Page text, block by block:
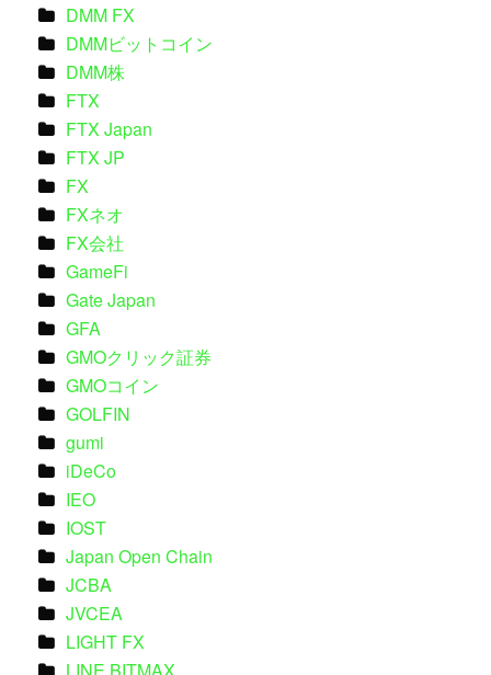
DMM FX
DMMビットコイン
DMM株
FTX
FTX Japan
FTX JP
FX
FXネオ
FX会社
GameFi
Gate Japan
GFA
GMOクリック証券
GMOコイン
GOLFIN
gumi
iDeCo
IEO
IOST
Japan Open Chain
JCBA
JVCEA
LIGHT FX